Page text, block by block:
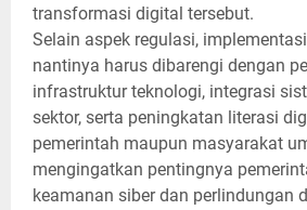
transformasi digital tersebut.
Selain aspek regulasi,
nantinya harus dibarengi dengan
infrastruktur teknologi, integrasi
sektor, serta peningkatan literasi
pemerintah maupun masyarakat
mengingatkan pentingnya
keamanan siber dan perlindungan